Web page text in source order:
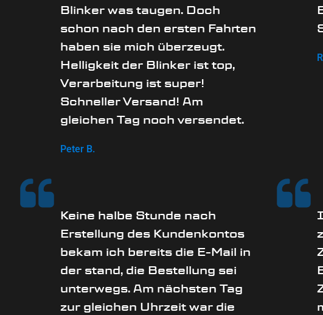
Blinker was taugen. Doch
schon nach den ersten Fahrten
haben sie mich überzeugt.
Helligkeit der Blinker ist top,
Verarbeitung ist super!
Schneller Versand! Am
gleichen Tag noch versendet.
Peter B.
Keine halbe Stunde nach
Erstellung des Kundenkontos
bekam ich bereits die E-Mail in
der stand, die Bestellung sei
unterwegs. Am nächsten Tag
zur gleichen Uhrzeit war die